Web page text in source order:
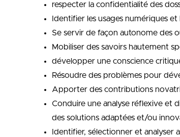
respecter la confidentialité des
Identifier les usages numériques
Se servir de façon autonome des
Mobiliser des savoirs hautement
développer une conscience
Résoudre des problèmes pour
Apporter des contributions
Conduire une analyse réflexive et
des solutions adaptées et/ou
Identifier, sélectionner et analyser